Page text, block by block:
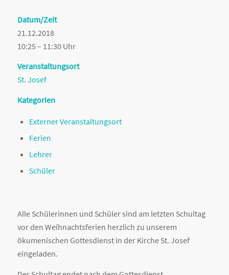
Datum/Zeit
21.12.2018
10:25 – 11:30 Uhr
Veranstaltungsort
St. Josef
Kategorien
Externer Veranstaltungsort
Ferien
Lehrer
Schüler
Alle Schülerinnen und Schüler sind am letzten Schultag
vor den Weihnachtsferien herzlich zu unserem
ökumenischen Gottesdienst in der Kirche St. Josef
eingeladen.